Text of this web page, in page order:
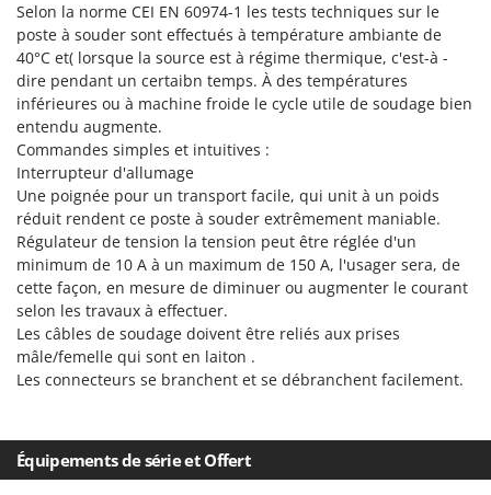
Pulvérisateurs
Pulvérisateurs portés
R
Rafraîchisseurs d'air par évaporation
Rampes de chargement en aluminium
Râpes à fromage électriques
Râteaux pour tracteur
Remplisseuses
Robots nettoyeurs de piscine
Robots Tondeuses
Rogneuses de souches
Rouleaux pour tracteur
Scies à os
Scies à Ruban
GRIFO
GVS
GYS
H
Hailo
Helvi
Henx
HiKOKI
Honda
I
Idromatic
Il-Tec
Infaco
Intec
Selon la norme CEI EN 60974-1 les tests techniques sur le
poste à souder sont effectués à température ambiante de
40°C et( lorsque la source est à régime thermique, c'est-à -
dire pendant un certaibn temps. À des températures
inférieures ou à machine froide le cycle utile de soudage bien
entendu augmente.
Commandes simples et intuitives :
Interrupteur d'allumage
Une poignée pour un transport facile, qui unit à un poids
réduit rendent ce poste à souder extrêmement maniable.
Régulateur de tension la tension peut être réglée d'un
minimum de 10 A à un maximum de 150 A, l'usager sera, de
cette façon, en mesure de diminuer ou augmenter le courant
selon les travaux à effectuer.
Les câbles de soudage doivent être reliés aux prises
mâle/femelle qui sont en laiton .
Les connecteurs se branchent et se débranchent facilement.
Équipements de série et Offert